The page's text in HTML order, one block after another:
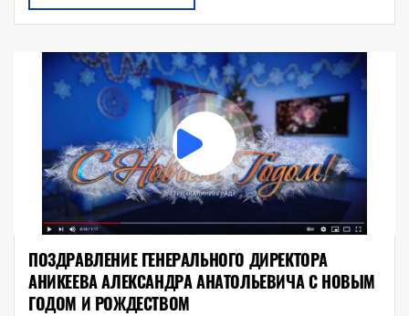
ПОЗДРАВЛЕНИЕ ГЕНЕРАЛЬНОГО ДИРЕКТОРА
АНИКЕЕВА АЛЕКСАНДРА АНАТОЛЬЕВИЧА С НОВЫМ
ГОДОМ И РОЖДЕСТВОМ